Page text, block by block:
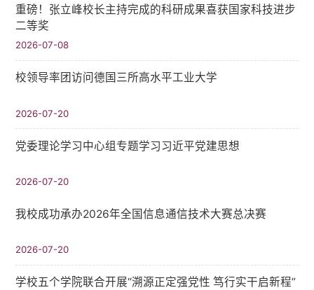
重磅！张立峰校长主持完成的科研成果喜获国家科技进步
二等奖
2026-07-08
校领导率团访问德国三所高水平工业大学
2026-07-20
党委理论学习中心组专题学习习近平党建思想
2026-07-20
我校成功承办2026年全国信息通信技术大赛总决赛
2026-07-20
学校五个学院联合开展“溯源正定强党性 笃行实干启新程”